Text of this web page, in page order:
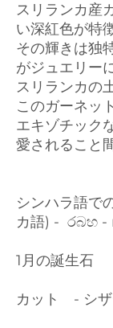
スリランカ産
い深紅色が特
その輝きは独
がジュエリー
スリランカの
このガーネッ
エキゾチック
愛されること
シンハラ語で
カ語) - රබහ -
1月の誕生石
カット - シザ